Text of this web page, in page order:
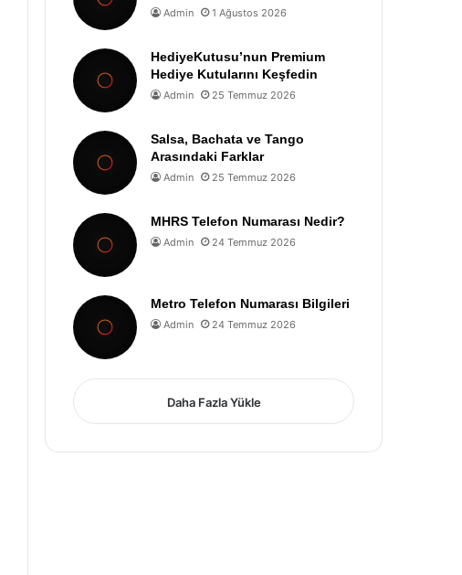
Admin 1 Ağustos 2026
HediyeKutusu’nun Premium
Hediye Kutularını Keşfedin
Admin 25 Temmuz 2026
Salsa, Bachata ve Tango
Arasındaki Farklar
Admin 25 Temmuz 2026
MHRS Telefon Numarası Nedir?
Admin 24 Temmuz 2026
Metro Telefon Numarası Bilgileri
Admin 24 Temmuz 2026
Daha Fazla Yükle